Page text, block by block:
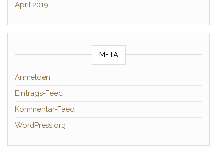
April 2019
META
Anmelden
Eintrags-Feed
Kommentar-Feed
WordPress.org